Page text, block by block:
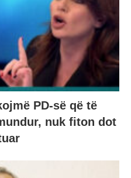
PD-së që të
nuk fiton dot